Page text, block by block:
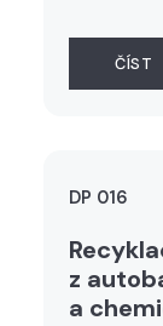
ČÍST
DP 016
z
a